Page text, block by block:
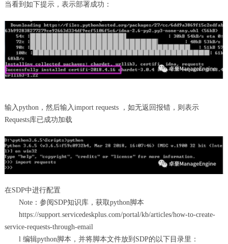
当看到如下提示，表示部署成功：
输入python，然后输入import requests ，如无返回报错，则表示
Requests库已成功加载
在SDP中进行配置
Note：参阅SDP知识库，获取python脚本
https://support.servicedeskplus.com/portal/kb/articles/how-to-create-
service-requests-through-email
l 编辑python脚本，并将脚本文件放到SDP的以下目录里：